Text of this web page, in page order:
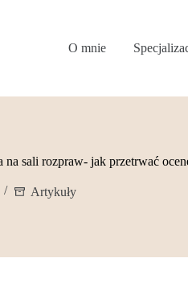
O mnie
na sali rozpraw- jak przetrwać
Artykuły